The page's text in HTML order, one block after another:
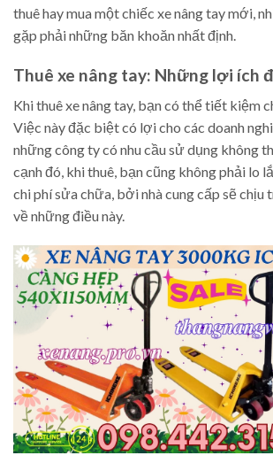
thuê hay mua một chiếc xe nâng tay mới,
gặp phải những băn khoăn nhất định.
Thuê xe nâng tay: Những lợi ích
Khi thuê xe nâng tay, bạn có thể tiết kiệm
Việc này đặc biệt có lợi cho các doanh
những công ty có nhu cầu sử dụng không
cạnh đó, khi thuê, bạn cũng không phải lo
chi phí sửa chữa, bởi nhà cung cấp sẽ chịu
về những điều này.